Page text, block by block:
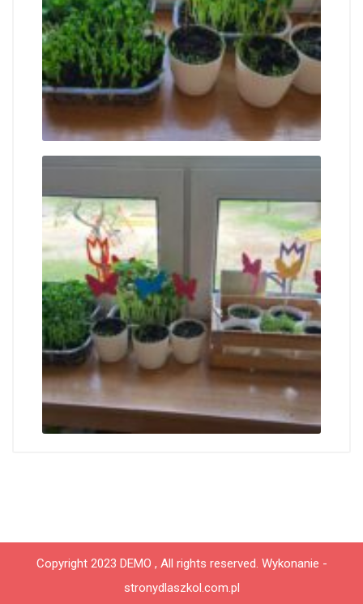
Copyright 2023 DEMO , All rights reserved. Wykonanie -
stronydlaszkol.com.pl